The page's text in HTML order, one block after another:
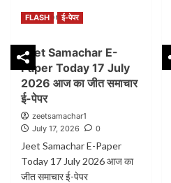
समाचार
Read MoreRead
more
Jeet
Samachar
E-
19
July
2026
आज
का
FLASH ई-पेपर
Jeet Samachar E-
Paper Today 17 July
2026 आज का जीत समाचार
ई-पेपर
zeetsamachar1
July 17, 2026
0
Jeet Samachar E-Paper
Today 17 July 2026 आज का
जीत समाचार ई-पेपर